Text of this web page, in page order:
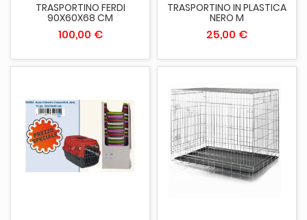
TRASPORTINO FERDI
90X60X68 CM
100,00 €
TRASPORTINO IN PLASTICA
NERO M
25,00 €